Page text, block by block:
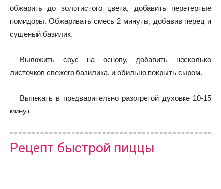
обжарить до золотистого цвета, добавить перетертые
помидоры. Обжаривать смесь 2 минуты, добавив перец и
сушеный базилик.
Выложить соус на основу, добавить несколько
листочков свежего базилика, и обильно покрыть сыром.
Выпекать в предварительно разогретой духовке 10-15
минут.
Рецепт быстрой пиццы